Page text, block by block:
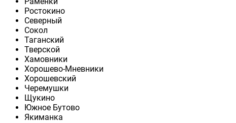
Ростокино
Северный
Сокол
Таганский
Тверской
Хамовники
Хорошево-Мневники
Хорошевский
Черемушки
Щукино
Южное Бутово
Якиманка